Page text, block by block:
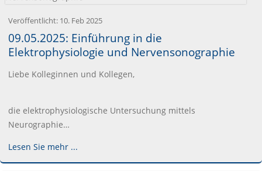
Veröffentlicht: 10. Feb 2025
09.05.2025: Einführung in die
Elektrophysiologie und Nervensonographie
Liebe Kolleginnen und Kollegen,
die elektrophysiologische Untersuchung mittels
Neurographie…
Lesen Sie mehr ...